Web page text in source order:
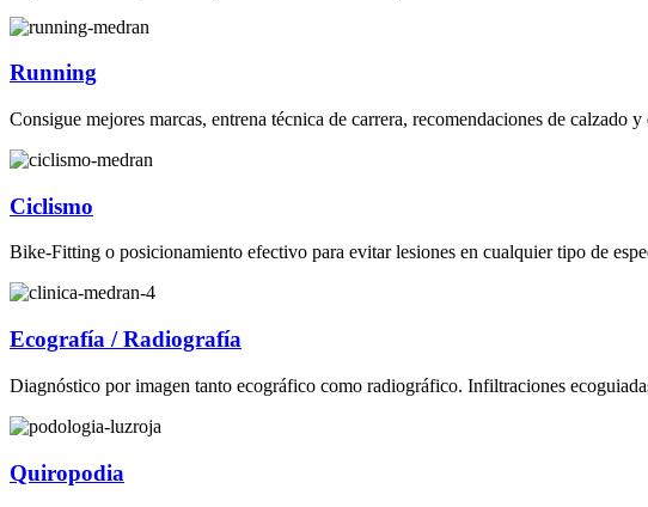
Running
Consigue mejores marcas, entrena técnica de carrera, recomendaciones de calzado
Ciclismo
Bike-Fitting o posicionamiento efectivo para evitar lesiones en cualquier tipo de
Ecografía / Radiografía
Diagnóstico por imagen tanto ecográfico como radiográfico. Infiltraciones
Quiropodia